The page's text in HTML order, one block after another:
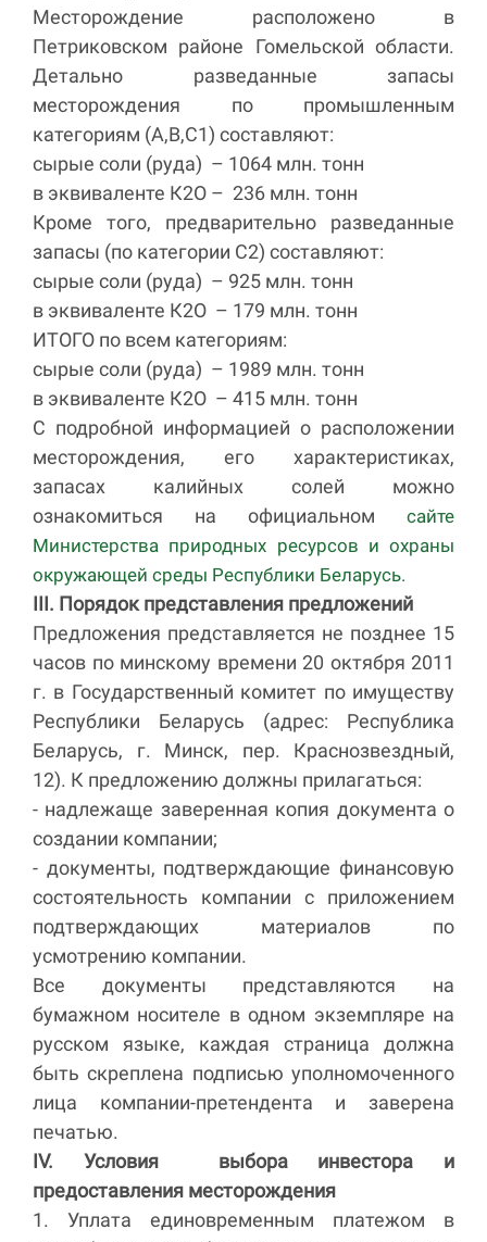
Месторождение расположено в
Петриковском районе Гомельской области.
Детально разведанные запасы
месторождения по промышленным
категориям (А,В,С1) составляют:
сырые соли (руда) – 1064 млн. тонн
в эквиваленте К2О – 236 млн. тонн
Кроме того, предварительно разведанные
запасы (по категории С2) составляют:
сырые соли (руда) – 925 млн. тонн
в эквиваленте К2О – 179 млн. тонн
ИТОГО по всем категориям:
сырые соли (руда) – 1989 млн. тонн
в эквиваленте К2О – 415 млн. тонн
С подробной информацией о расположении
месторождения, его характеристиках,
запасах калийных солей можно
ознакомиться на официальном сайте
Министерства природных ресурсов и охраны
окружающей среды Республики Беларусь.
III. Порядок представления предложений
Предложения представляется не позднее 15
часов по минскому времени 20 октября 2011
г. в Государственный комитет по имуществу
Республики Беларусь (адрес: Республика
Беларусь, г. Минск, пер. Краснозвездный,
12). К предложению должны прилагаться:
- надлежаще заверенная копия документа о
создании компании;
- документы, подтверждающие финансовую
состоятельность компании с приложением
подтверждающих материалов по
усмотрению компании.
Все документы представляются на
бумажном носителе в одном экземпляре на
русском языке, каждая страница должна
быть скреплена подписью уполномоченного
лица компании-претендента и заверена
печатью.
IV. Условия выбора инвестора и
предоставления месторождения
1. Уплата единовременным платежом в